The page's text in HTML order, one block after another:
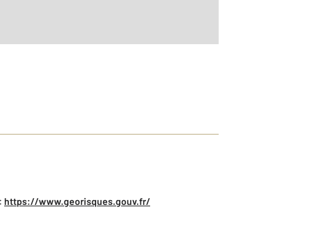
https://www.georisques.gouv.fr/